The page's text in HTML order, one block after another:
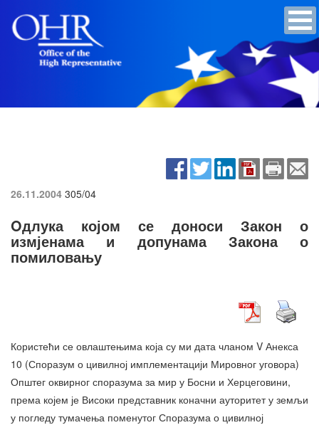
26.11.2004 305/04
Oдлука којом се доноси Закон о
измјенама и допунама Закона о
помиловању
Користећи се овлаштењима која су ми дата чланом V Анекса
10 (Споразум о цивилној имплементацији Мировног уговора)
Општег оквирног споразума за мир у Босни и Херцеговини,
према којем је Високи представник коначни ауторитет у земљи
у погледу тумачења поменутог Споразума о цивилној